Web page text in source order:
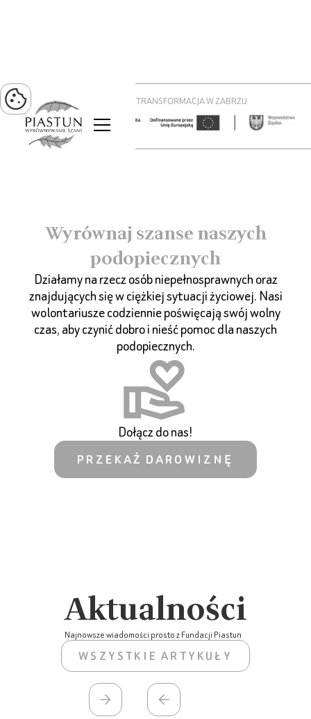
PROJEKT ZIELONA TRANSFORMACJA W ZABRZU
Wyrównaj szanse naszych
podopiecznych
Działamy na rzecz osób niepełnosprawnych oraz
znajdujących się w ciężkiej sytuacji życiowej. Nasi
wolontariusze codziennie poświęcają swój wolny
czas, aby czynić dobro i nieść pomoc dla naszych
podopiecznych.
Dołącz do nas!
PRZEKAŻ DAROWIZNĘ
Aktualności
Najnowsze wiadomości prosto z Fundacji Piastun
WSZYSTKIE ARTYKUŁY